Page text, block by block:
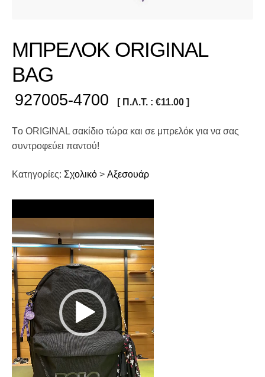
ΜΠΡΕΛΟΚ ORIGINAL
BAG
927005-4700 [ Π.Λ.Τ. : €11.00 ]
Tο ORIGINAL σακίδιο τώρα και σε μπρελόκ για να σας
συντροφεύει παντού!
Κατηγορίες: Σχολικό > Αξεσουάρ
Αναπαραγωγής
Βίντεο